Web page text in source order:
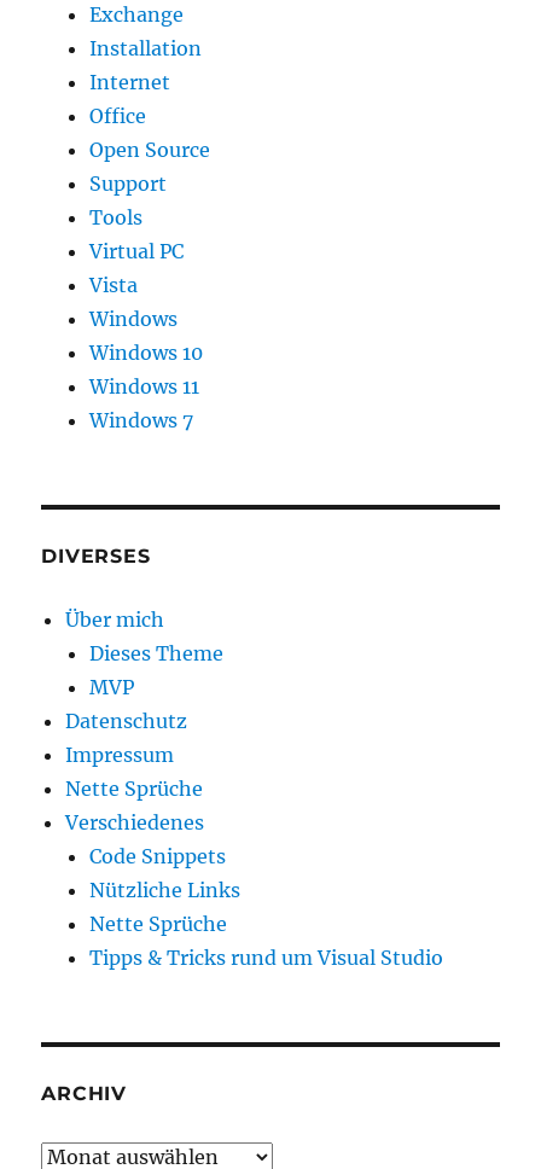
Exchange
Installation
Internet
Office
Open Source
Support
Tools
Virtual PC
Vista
Windows
Windows 10
Windows 11
Windows 7
DIVERSES
Über mich
Dieses Theme
MVP
Datenschutz
Impressum
Nette Sprüche
Verschiedenes
Code Snippets
Nützliche Links
Nette Sprüche
Tipps & Tricks rund um Visual Studio
ARCHIV
Archiv